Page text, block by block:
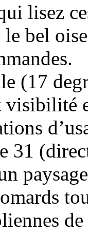
lisez
bel
(17
visibilité
31